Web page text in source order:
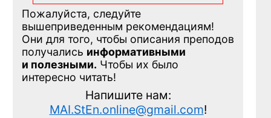
Пожалуйста, следуйте
вышеприведенным рекомендациям!
Они для того, чтобы описания преподов
получались информативными
и полезными. Чтобы их было
интересно читать!
Напишите нам:
MAI.StEn.online@gmail.com!